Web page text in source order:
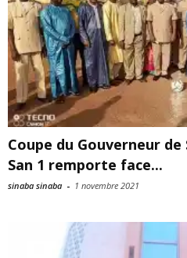
Coupe du Gouverneur de
San 1 remporte face...
sinaba sinaba - 1 novembre 2021